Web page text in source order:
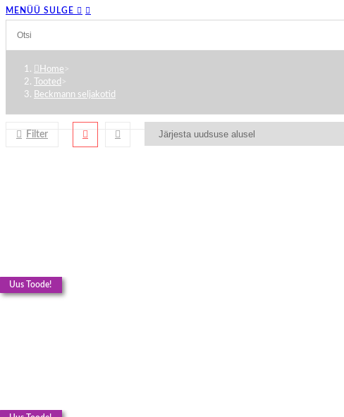
MENÜÜ SULGE
Home >
Tooted >
Beckmann seljakotid
Filter
Uus Toode!